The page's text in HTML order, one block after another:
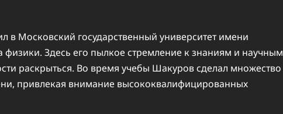
Московский государственный университет имени
физики. Здесь его пылкое стремление к знаниям и научным
раскрыться. Во время учебы Шакуров сделал множество
привлекая внимание высококвалифицированных